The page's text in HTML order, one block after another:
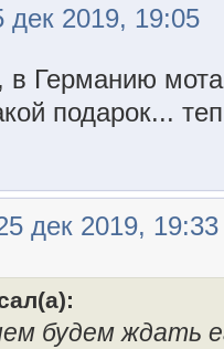
дек 2019, 19:05
Германию
подарок...
дек 2019, 19:33
будем ждать